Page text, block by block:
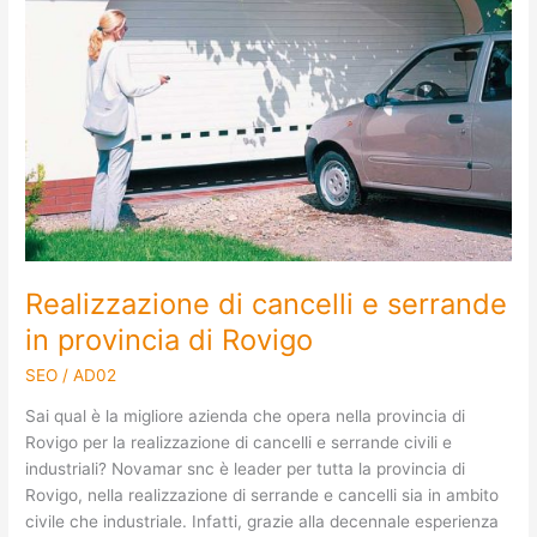
Realizzazione di cancelli e serrande
in provincia di Rovigo
SEO /AD02
Sai qual è la migliore azienda che opera nella provincia di
Rovigo per la realizzazione di cancelli e serrande civili e
industriali? Novamar snc è leader per tutta la provincia di
Rovigo, nella realizzazione di serrande e cancelli sia in ambito
civile che industriale. Infatti, grazie alla decennale esperienza